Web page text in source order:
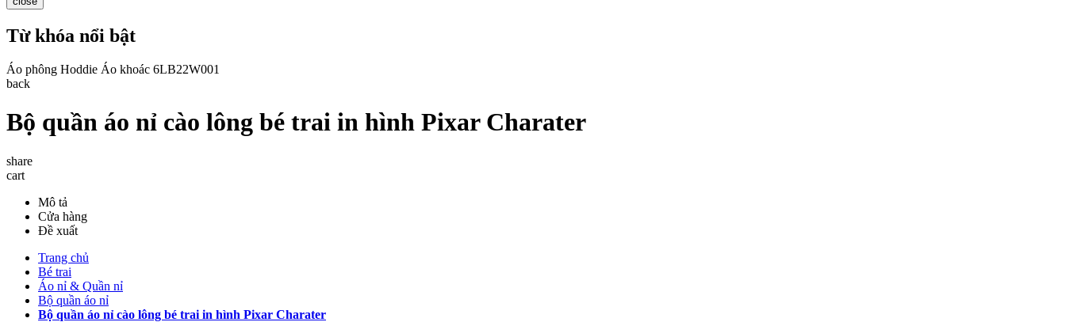
Từ khóa nổi bật
Áo phông Hoddie Áo khoác 6LB22W001
back
Bộ quần áo nỉ cào lông bé trai in hình Pixar Charater
share
cart
Mô tả
Cửa hàng
Đề xuất
Trang chủ
Bé trai
Áo nỉ & Quần nỉ
Bộ quần áo nỉ
Bộ quần áo nỉ cào lông bé trai in hình Pixar Charater